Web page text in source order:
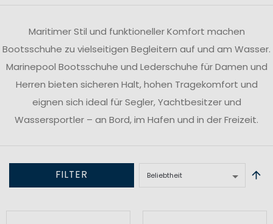
Maritimer Stil und funktioneller Komfort machen
Bootsschuhe zu vielseitigen Begleitern auf und am Wasser.
Marinepool Bootsschuhe und Lederschuhe für Damen und
Herren bieten sicheren Halt, hohen Tragekomfort und
eignen sich ideal für Segler, Yachtbesitzer und
Wassersportler – an Bord, im Hafen und in der Freizeit.
FILTER